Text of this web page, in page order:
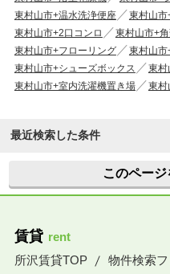
東村山市+温水洗浄便座
東村山市
東村山市+2口コンロ
東村山市+
東村山市+フローリング
東村山市
東村山市+シューズボックス
東村
東村山市+室内洗濯機置き場
東村
最近検索した条件
このペー
賃貸 rent
所沢賃貸TOP
物件検索